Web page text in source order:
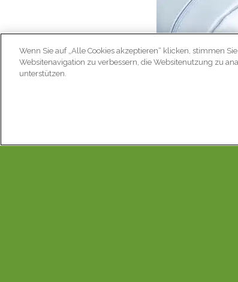
Wenn Sie auf „Alle Cookies akzeptieren“ klicken, stimmen
Websitenavigation zu verbessern, die Websitenutzung zu
unterstützen.